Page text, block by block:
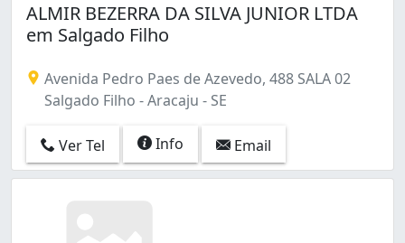
ALMIR BEZERRA DA SILVA JUNIOR LTDA
em Salgado Filho
Avenida Pedro Paes de Azevedo, 488 SALA 02
Salgado Filho - Aracaju - SE
Ver Tel Info Email